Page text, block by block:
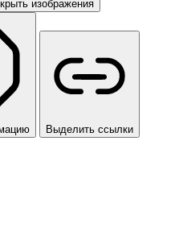
изображения
Выделить ссылки